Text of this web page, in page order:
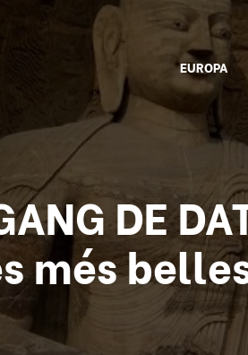
EUROPA
DE
més